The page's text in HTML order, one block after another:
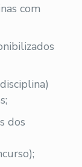
com
dos